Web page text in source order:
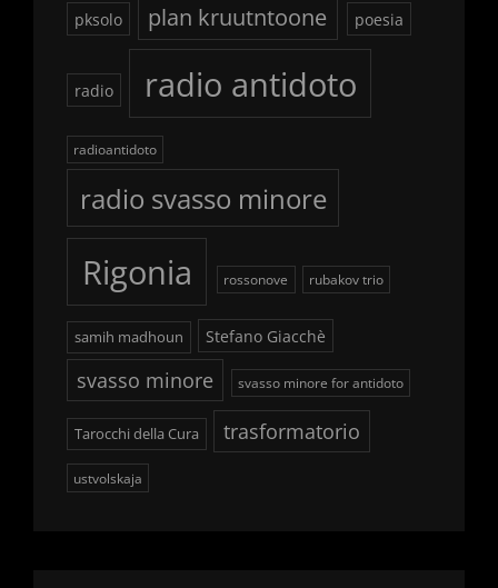
pksolo plan kruutntoone poesia
radio radio antidoto
radioantidoto
radio svasso minore
Rigonia rossonove rubakov trio
samih madhoun Stefano Giacchè
svasso minore svasso minore for antidoto
Tarocchi della Cura trasformatorio
ustvolskaja